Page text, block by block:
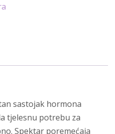
sastojak hormona
tjelesnu potrebu za
Spektar poremećaja